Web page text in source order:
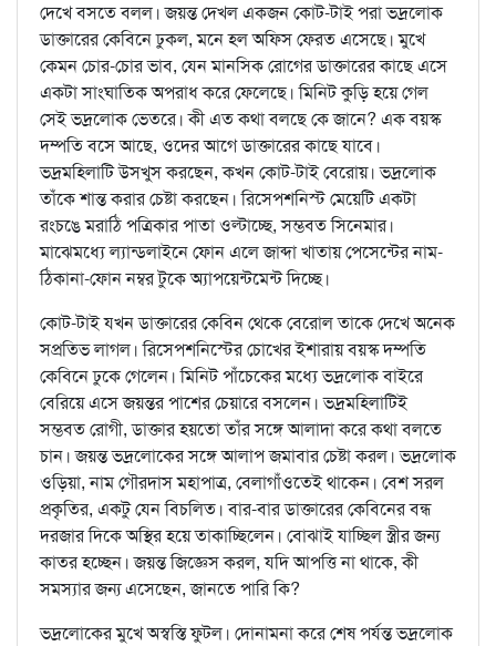
দেখে বসতে বলল। জয়ন্ত দেখল একজন কোট-টাই পরা ভদ্রলোক
ডাক্তারের কেবিনে ঢুকল, মনে হল অফিস ফেরত এসেছে। মুখে
কেমন চোর-চোর ভাব, যেন মানসিক রোগের ডাক্তারের কাছে এসে
একটা সাংঘাতিক অপরাধ করে ফেলেছে। মিনিট কুড়ি হয়ে গেল
সেই ভদ্রলোক ভেতরে। কী এত কথা বলছে কে জানে? এক বয়স্ক
দম্পতি বসে আছে, ওদের আগে ডাক্তারের কাছে যাবে।
ভদ্রমহিলাটি উসখুস করছেন, কখন কোট-টাই বেরোয়। ভদ্রলোক
তাঁকে শান্ত করার চেষ্টা করছেন। রিসেপশনিস্ট মেয়েটি একটা
রংচঙে মরাঠি পত্রিকার পাতা ওল্টাচ্ছে, সম্ভবত সিনেমার।
মাঝেমধ্যে ল্যান্ডলাইনে ফোন এলে জাব্দা খাতায় পেসেন্টের নাম-
ঠিকানা-ফোন নম্বর টুকে অ্যাপয়েন্টমেন্ট দিচ্ছে।
কোট-টাই যখন ডাক্তারের কেবিন থেকে বেরোল তাকে দেখে অনেক
সপ্রতিভ লাগল। রিসেপশনিস্টের চোখের ইশারায় বয়স্ক দম্পতি
কেবিনে ঢুকে গেলেন। মিনিট পাঁচেকের মধ্যে ভদ্রলোক বাইরে
বেরিয়ে এসে জয়ন্তর পাশের চেয়ারে বসলেন। ভদ্রমহিলাটিই
সম্ভবত রোগী, ডাক্তার হয়তো তাঁর সঙ্গে আলাদা করে কথা বলতে
চান। জয়ন্ত ভদ্রলোকের সঙ্গে আলাপ জমাবার চেষ্টা করল। ভদ্রলোক
ওড়িয়া, নাম গৌরদাস মহাপাত্র, বেলাগাঁওতেই থাকেন। বেশ সরল
প্রকৃতির, একটু যেন বিচলিত। বার-বার ডাক্তারের কেবিনের বন্ধ
দরজার দিকে অস্থির হয়ে তাকাচ্ছিলেন। বোঝাই যাচ্ছিল স্ত্রীর জন্য
কাতর হচ্ছেন। জয়ন্ত জিজ্ঞেস করল, যদি আপত্তি না থাকে, কী
সমস্যার জন্য এসেছেন, জানতে পারি কি?
ভদ্রলোকের মুখে অস্বস্তি ফুটল। দোনামনা করে শেষ পর্যন্ত ভদ্রলোক